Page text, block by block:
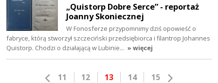
„Quistorp Dobre Serce” - reportaż
Joanny Skoniecznej
W Fonosferze przypomnimy dziś opowieść o
fabryce, którą stworzył szczeciński przedsiębiorca i filantrop Johannes
Quistorp. Chodzi o działającą w Lubinie… » więcej
11 12 13 14 15